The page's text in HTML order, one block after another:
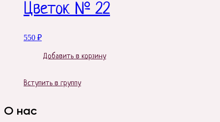
Цветок № 22
550 ₽
Добавить в корзину
Вступить в группу
О нас